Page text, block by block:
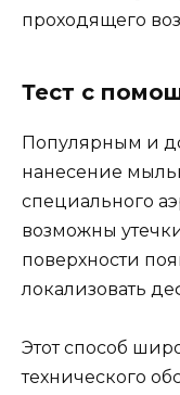
проходящего
Тест с
Популярным и
нанесение
специального
возможны
поверхности
локализовать
Этот способ
технического